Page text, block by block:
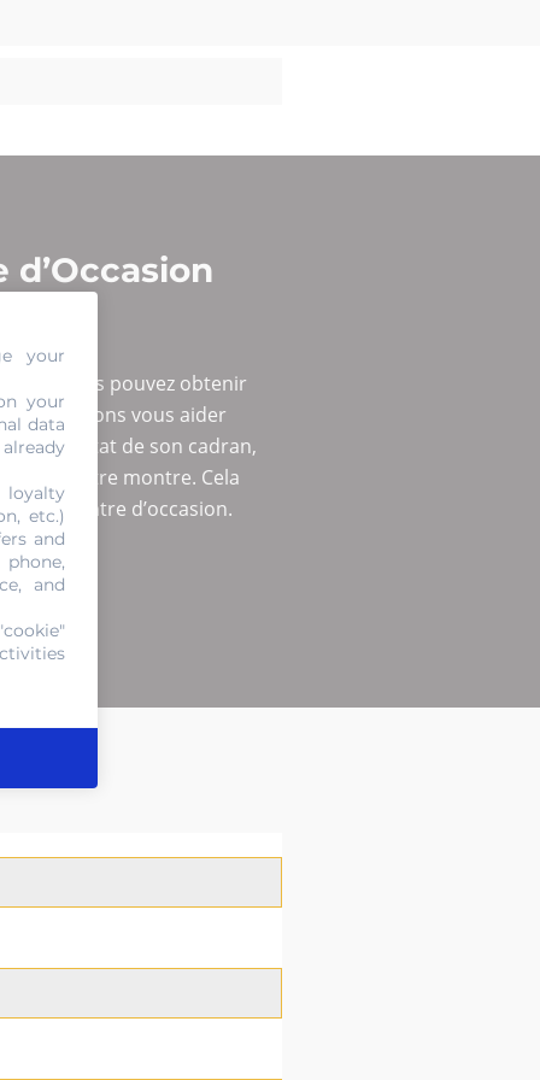
? Vous pouvez obtenir
pouvons vous aider
de l’état de son cadran,
vous votre montre. Cela
montre d’occasion.
your
your
data
loyalty
etc.)
and
and